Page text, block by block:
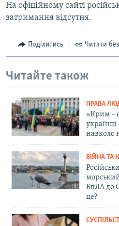
На офіційному сайті
затримання відсутня.
Поділитись Читати
Читайте також
ПРАВА
«Крим –
українці
навколо
ВІЙНА ТА
БпЛА до
це?